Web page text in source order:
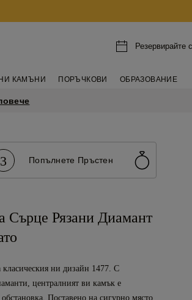
Резервирайте
КАМЪНИ ПОРЪЧКОВИ ОБРАЗОВАНИЕ
3 Попълнете Пръстен
Сърце Рязани Диамант
ни дизайн 1477. С
централният ви камък е
Поставено на сигурно място